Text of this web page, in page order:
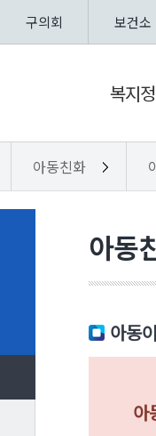
구의회 보건소
복지
아동친화
아동
아동